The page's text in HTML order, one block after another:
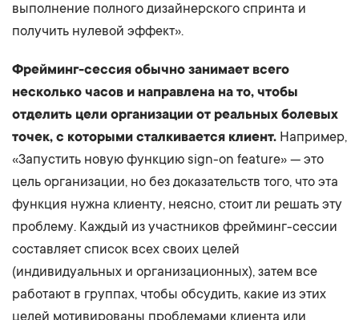
выполнение полного дизайнерского спринта и
получить нулевой эффект».
Фрейминг-сессия обычно занимает всего
несколько часов и направлена на то, чтобы
отделить цели организации от реальных болевых
точек, с которыми сталкивается клиент. Например,
«Запустить новую функцию sign-on feature» — это
цель организации, но без доказательств того, что эта
функция нужна клиенту, неясно, стоит ли решать эту
проблему. Каждый из участников фрейминг-сессии
составляет список всех своих целей
(индивидуальных и организационных), затем все
работают в группах, чтобы обсудить, какие из этих
целей мотивированы проблемами клиента или